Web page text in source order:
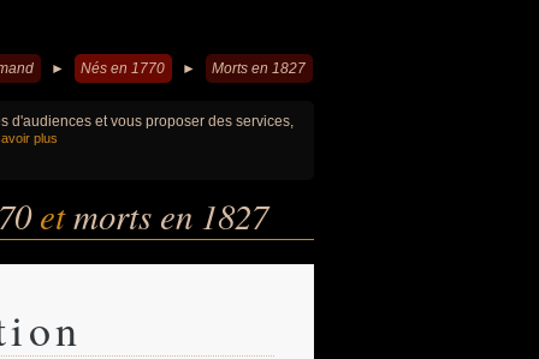
► Nés en 1770 ► Morts en 1827
d'audiences et vous proposer des services,
plus
etmorts en 1827